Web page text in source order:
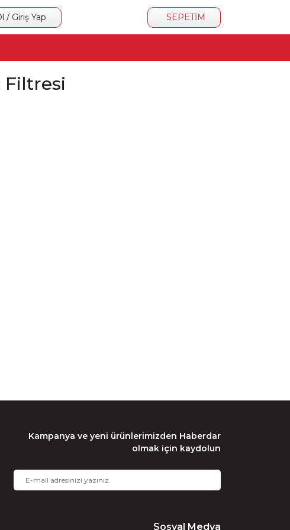
/ Giriş Yap SEPETİM
Filtresi
Kampanya ve yeni ürünlerimizden Haberdar
olmak için kaydolun
Sosyal Medya